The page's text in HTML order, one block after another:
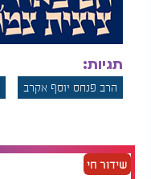
תגיות:
הרב פנחס יוסף אקרב
שידור חי